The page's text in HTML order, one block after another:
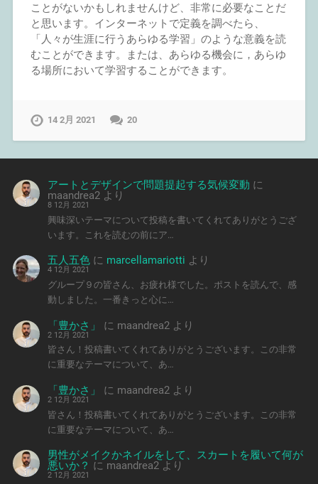
ことがないかもしれませんけど、非常に必要なことだ
と思います。インターネットで定義を調べたら、
「人々が生涯に行うあらゆる学習」のような意義を読
むことができます。または、あらゆる機会に，あらゆ
る場所において学習することができます。
14 2月 2021 20
アートとデザインで問題提起する気候変動 に
maandrea2 より
8 12月 2021
興味深いテーマについて投稿を書いてくれてありがとうござ
います。これを読むの前にア…
五人五色 に marcellamariotti より
4 12月 2021
グループ９の皆さん、お疲れ様でした。ポストを読んで、感
動しました。一番きっと心に…
「豊かさ」 に maandrea2 より
2 12月 2021
皆さん！投稿書いてくれてありがとうございます。この非常
に重要なテーマについて、あ…
「豊かさ」 に maandrea2 より
2 12月 2021
皆さん！投稿書いてくれてありがとうございます。この非常
に重要なテーマについて、あ…
男性がメイクかネイルをして、スカートを履いて何が
悪いか？ に maandrea2 より
2 12月 2021